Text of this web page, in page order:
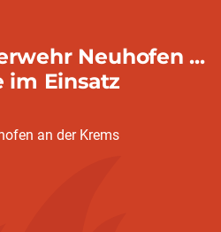
Neuhofen ...
im Einsatz
an der Krems